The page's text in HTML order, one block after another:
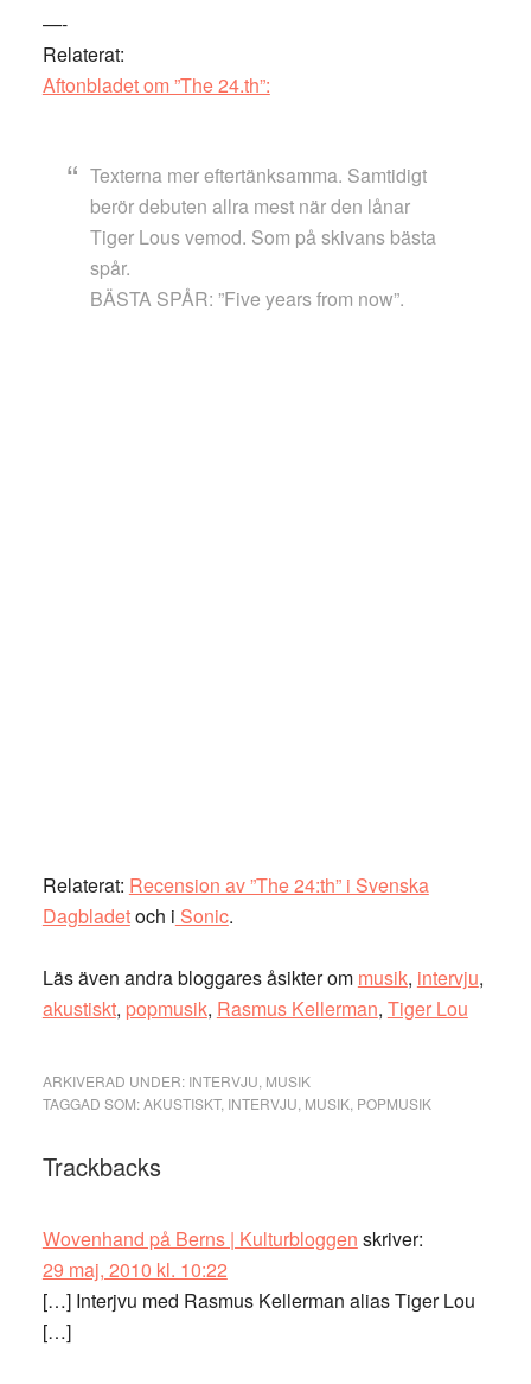
—-
Relaterat:
Aftonbladet om ”The 24.th”:
Texterna mer eftertänksamma. Samtidigt
berör debuten allra mest när den lånar
Tiger Lous vemod. Som på skivans bästa
spår.
BÄSTA SPÅR: ”Five years from now”.
Relaterat: Recension av ”The 24:th” i Svenska
Dagbladetoch i Sonic.
Läs även andra bloggares åsikter om musik, intervju,
akustiskt, popmusik, Rasmus Kellerman, Tiger Lou
ARKIVERAD UNDER: INTERVJU MUSIK
TAGGAD SOM:AKUSTISKT, INTERVJU MUSIK, POPMUSIK
Läsarkommentarer
Trackbacks
Wovenhand på Berns | Kulturbloggen skriver:
29 maj, 2010 kl. 10:22
[…] Interjvu med Rasmus Kellerman alias Tiger Lou
[…]